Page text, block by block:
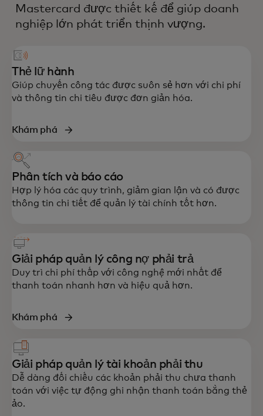
Mastercard được thiết kế để giúp doanh
nghiệp lớn phát triển thịnh vượng.
Thẻ lữ hành
Giúp chuyến công tác được suôn sẻ hơn với chi phí
và thông tin chi tiêu được đơn giản hóa.
Khám phá
Phân tích và báo cáo
Hợp lý hóa các quy trình, giảm gian lận và có được
thông tin chi tiết để quản lý tài chính tốt hơn.
Giải pháp quản lý công nợ phải trả
Duy trì chi phí thấp với công nghệ mới nhất để
thanh toán nhanh hơn và hiệu quả hơn.
Khám phá
Giải pháp quản lý tài khoản phải thu
Dễ dàng đối chiếu các khoản phải thu chưa thanh
toán với việc tự động ghi nhận thanh toán bằng thẻ
ảo.